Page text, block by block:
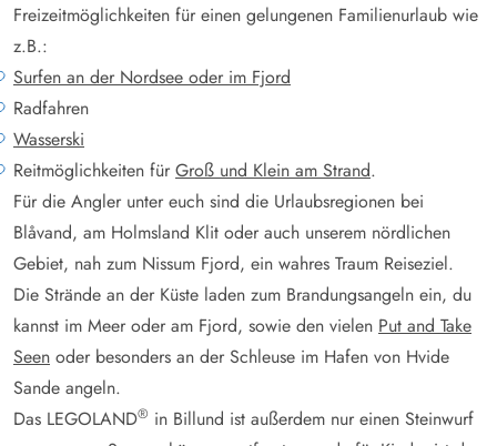
Freizeitmöglichkeiten für einen gelungenen Familienurlaub wie
z.B.:
Surfen an der Nordsee oder im Fjord
Radfahren
Wasserski
Reitmöglichkeiten für Groß und Klein am Strand.
Für die Angler unter euch sind die Urlaubsregionen bei
Blåvand, am Holmsland Klit oder auch unserem nördlichen
Gebiet, nah zum Nissum Fjord, ein wahres Traum Reiseziel.
Die Strände an der Küste laden zum Brandungsangeln ein, du
kannst im Meer oder am Fjord, sowie den vielen Put and Take
Seen oder besonders an der Schleuse im Hafen von Hvide
Sande angeln.
Das LEGOLAND® in Billund ist außerdem nur einen Steinwurf